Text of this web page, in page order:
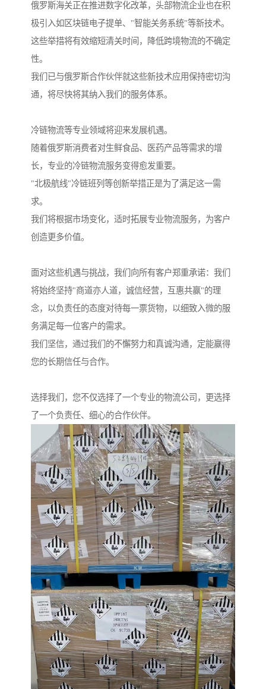
俄罗斯海关正在推进数字化改革，头部物流企业也在积
极引入如区块链电子提单、"智能关务系统"等新技术。
这些举措将有效缩短清关时间，降低跨境物流的不确定
性。
我们已与俄罗斯合作伙伴就这些新技术应用保持密切沟
通，将尽快将其纳入我们的服务体系。
冷链物流等专业领域将迎来发展机遇。
随着俄罗斯消费者对生鲜食品、医药产品等需求的增
长，专业的冷链物流服务变得愈发重要。
"北极航线"冷链班列等创新举措正是为了满足这一需
求。
我们将根据市场变化，适时拓展专业物流服务，为客户
创造更多价值。
面对这些机遇与挑战，我们向所有客户郑重承诺：我们
将始终坚持"商道亦人道，诚信经营，互惠共赢"的理
念，以负责任的态度对待每一票货物，以细致入微的服
务满足每一位客户的需求。
我们坚信，通过我们的不懈努力和真诚沟通，定能赢得
您的长期信任与合作。
选择我们，您不仅选择了一个专业的物流公司，更选择
了一个负责任、细心的合作伙伴。